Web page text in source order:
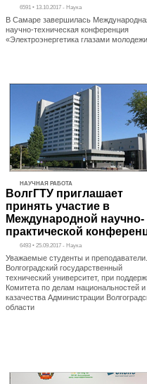
6591 • 13.10.2017 - Наука
В Самаре завершилась
научно-техническая конференция
«Электроэнергетика глазами
НАУЧНАЯ РАБОТА
ВолгГТУ приглашает
принять участие в
Международной научно-
практической
6493 • 25.09.2017 - Наука
Уважаемые студенты и преподаватели.
Волгоградский государственный
технический университет, при
Комитета по делам национальностей и
казачества Администрации
области